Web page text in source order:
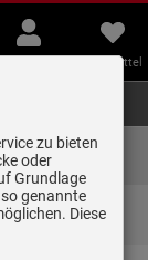
Mein
Konto
Merkzettel
Lieferung zum
Wunschtermin
zu bieten
oder
Grundlage
genannte
Diese